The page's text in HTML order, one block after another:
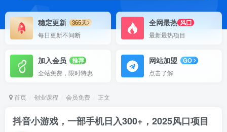
稳定更新
365天
每日更新不间断
全网最热 风口
最新最热项目
加入会员
推荐
全站免费，限时特惠
网站加盟
GO
点击了解
首页 创业课程 会员免费 正文
抖音小游戏，一部手机日入300+，2025风口项目